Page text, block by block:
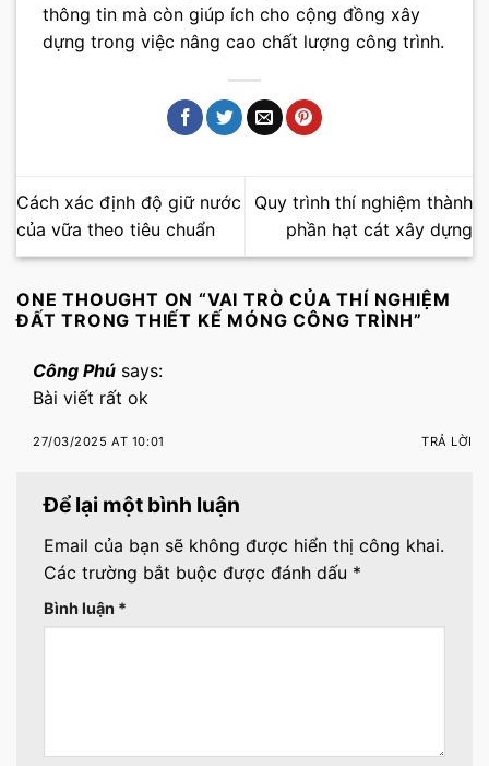
thông tin mà còn giúp ích cho cộng đồng xây
dựng trong việc nâng cao chất lượng công trình.
Cách xác định độ giữ nước
của vữa theo tiêu chuẩn
Quy trình thí nghiệm thành
phần hạt cát xây dựng
ONE THOUGHT ON “VAI TRÒ CỦA THÍ NGHIỆM
ĐẤT TRONG THIẾT KẾ MÓNG CÔNG TRÌNH”
Công Phú says:
Bài viết rất ok
27/03/2025 AT 10:01 TRẢ LỜI
Để lại một bình luận
Email của bạn sẽ không được hiển thị công khai.
Các trường bắt buộc được đánh dấu *
Bình luận *